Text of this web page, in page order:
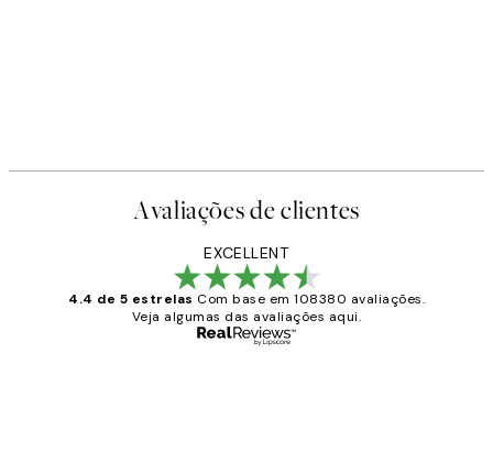
Avaliações de clientes
EXCELLENT
4.4 de 5 estrelas Com base em 108380 avaliações.
Veja algumas das avaliações aqui.